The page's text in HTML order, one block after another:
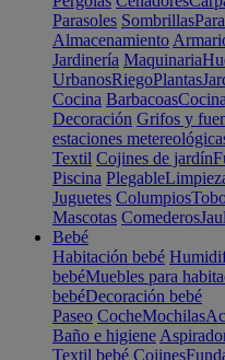
Parasoles Sombrillas
Almacenamiento
Jardinería Maquinaria
UrbanosRiegoPlantas
Cocina Barbacoas
Decoración Grifos y
estaciones
Textil Cojines de jardín
Piscina Plegable
Juguetes Columpios
Mascotas Comederos
Bebé
Habitación bebé
bebéMuebles para
bebéDecoración bebé
Paseo CocheMochilas
Baño e higiene
Textil bebé Cojines